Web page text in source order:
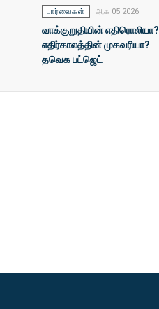
பார்வைகள் ஆக 05 2026
வாக்குறுதியின் எதிரொலியா?
எதிர்காலத்தின் முகவரியா?
தவெக பட்ஜெட்